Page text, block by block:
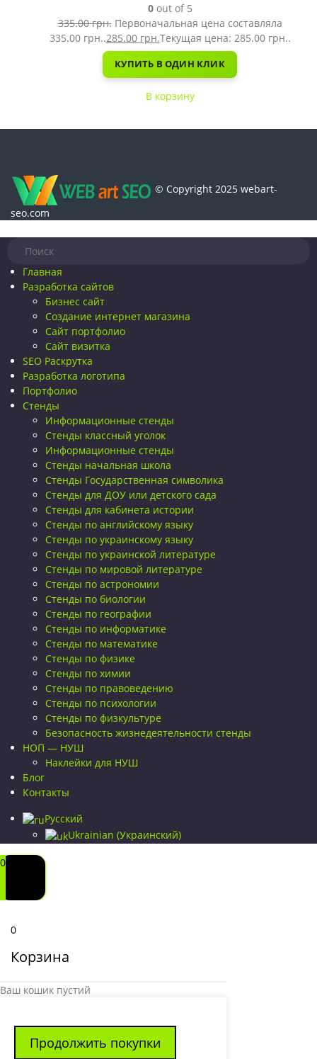
0out of 5
335.00грн. Первоначальная цена составляла
335.00 грн..285.00 грн.Текущая цена: 285.00 грн..
КУПИТЬ В ОДИН КЛИК
В корзину
© Copyright 2025 webart-
seo.com
Главная
Разработка сайтов
Бизнес сайт
Создание интернет магазина
Сайт портфолио
Сайт визитка
SEO Раскрутка
Разработка логотипа
Портфолио
Стенды
Информационные стенды
Стенды классный уголок
Информационные стенды
Стенды начальная школа
Стенды Государственная символика
Стенды для ДОУ или детского сада
Стенды для кабинета истории
Стенды по английскому языку
Стенды по украинскому языку
Стенды по украинской литературе
Стенды по мировой литературе
Стенды по астрономии
Стенды по биологии
Стенды по географии
Стенды по информатике
Стенды по математике
Стенды по физике
Стенды по химии
Стенды по правоведению
Стенды по психологии
Стенды по физкультуре
Безопасность жизнедеятельности стенды
НОП — НУШ
Наклейки для НУШ
Блог
Контакты
Русский
Ukrainian (Украинский)
0
0
Корзина
Ваш кошик пустий
Продолжить покупки